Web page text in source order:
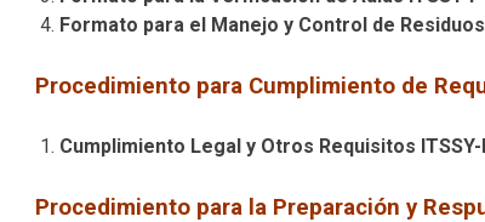
Formato para el Manejo y Control de
Procedimiento para Cumplimiento de
Cumplimiento Legal y Otros Requisitos ITSSY-
Procedimiento para la Preparación y